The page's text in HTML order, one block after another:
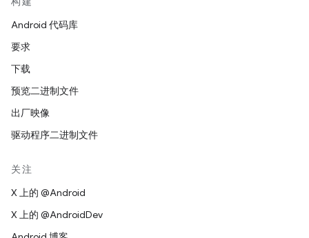
Android 代码库
要求
下载
预览二进制文件
出厂映像
驱动程序二进制文件
关注
X 上的 @Android
X 上的 @AndroidDev